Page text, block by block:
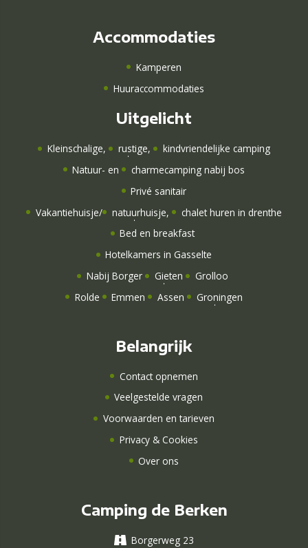
Accommodaties
Kamperen
Huuraccommodaties
Uitgelicht
Kleinschalige, rustige,
kindvriendelijke camping
Natuur- en
charmecamping nabij bos
Privé sanitair
Vakantiehuisje/ natuurhuisje,
chalet huren in drenthe
Bed en breakfast
Hotelkamers in Gasselte
Nabij Borger
Gieten
Grolloo
Rolde
Emmen Assen Groningen
Belangrijk
Contact opnemen
Veelgestelde vragen
Voorwaarden en tarieven
Privacy & Cookies
Over ons
Camping de Berken
Borgerweg 23